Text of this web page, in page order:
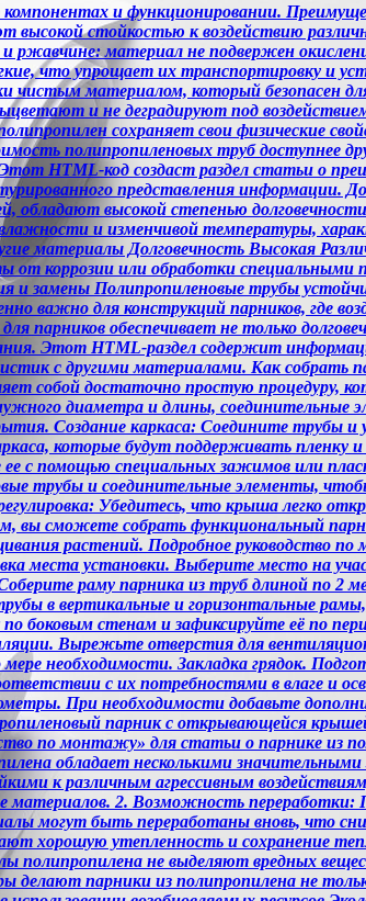
и функционировании.
высокой стойкостью к воздействию
ржавчине: материал не подвержен
что упрощает их транспортировку и
чистым материалом, который
и не деградируют под
сохраняет свои физические
полипропиленовых труб доступнее
HTML-код создаст раздел статьи о
представления информации.
обладают высокой степенью
влажности и изменчивой температуры,
материалы Долговечность Высокая
коррозии или обработки
и замены Полипропиленовые трубы
важно для конструкций парников, где
парников обеспечивает не только
Этот HTML-раздел содержит
с другими материалами. Как собрать
собой достаточно простую процедуру,
диаметра и длины, соединительные
Создание каркаса: Соедините трубы
которые будут поддерживать
ее с помощью специальных зажимов или
трубы и соединительные элементы,
Убедитесь, что крыша легко
сможете собрать функциональный
растений. Подробное руководство
места установки. Выберите место на
раму парника из труб длиной по 2
в вертикальные и горизонтальные
боковым стенам и зафиксируйте её по
Вырежьте отверстия для
необходимости. Закладка грядок.
с их потребностями в влаге и
При необходимости добавьте
парник с открывающейся
по монтажу» для статьи о парнике из
обладает несколькими
к различным агрессивным
2. Возможность
могут быть переработаны вновь, что
хорошую утепленность и сохранение
полипропилена не выделяют вредных
парники из полипропилена не